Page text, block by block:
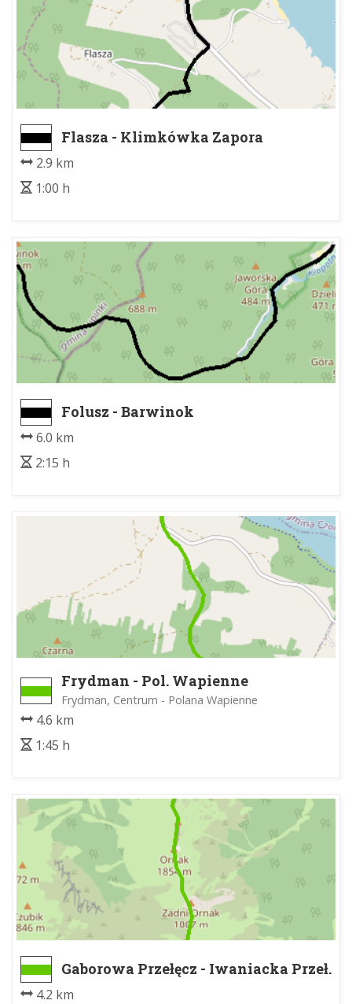
Flasza - Klimkówka Zapora
2.9 km
1:00 h
Folusz - Barwinok
6.0 km
2:15 h
Frydman - Pol. Wapienne
Frydman, Centrum - Polana Wapienne
4.6 km
1:45 h
Gaborowa Przełęcz - Iwaniacka Przeł.
4.2 km